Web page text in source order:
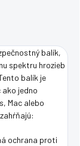
balík,
spektru hrozieb
balík je
jedno
Mac alebo
ochrana proti